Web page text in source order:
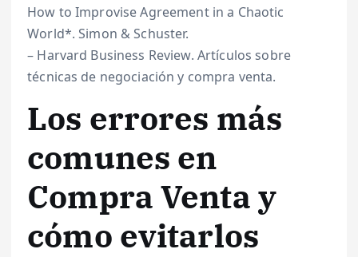
How to Improvise Agreement in a Chaotic
World*. Simon & Schuster.
– Harvard Business Review. Artículos sobre
técnicas de negociación y compra venta.
Los errores más
comunes en
Compra Venta y
cómo evitarlos